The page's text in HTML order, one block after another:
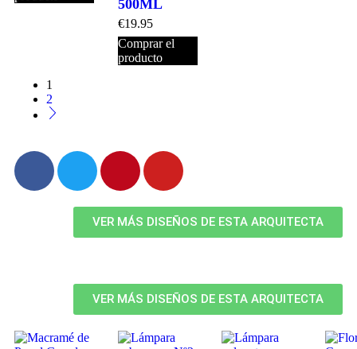
500ML
€19.95
Comprar el
producto
1
2
VER MÁS DISEÑOS DE ESTA ARQUITECTA
VER MÁS DISEÑOS DE ESTA ARQUITECTA